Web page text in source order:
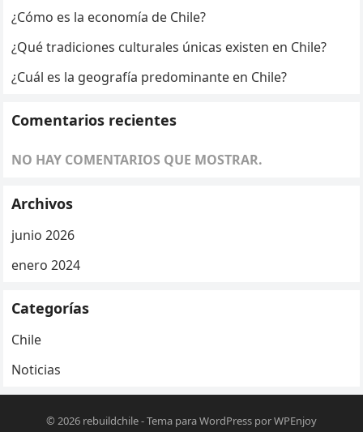
¿Cómo es la economía de Chile?
¿Qué tradiciones culturales únicas existen en Chile?
¿Cuál es la geografía predominante en Chile?
Comentarios recientes
NO HAY COMENTARIOS QUE MOSTRAR.
Archivos
junio 2026
enero 2024
Categorías
Chile
Noticias
© 2026 rebuildchile-Tema para WordPress porWPEnjoy